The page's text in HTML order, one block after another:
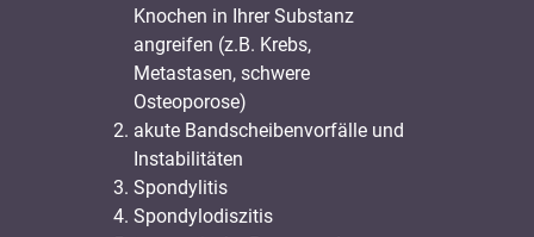
Knochen in Ihrer Substanz
angreifen (z.B. Krebs,
Metastasen, schwere
Osteoporose)
akute Bandscheibenvorfälle und
Instabilitäten
Spondylitis
Spondylodiszitis